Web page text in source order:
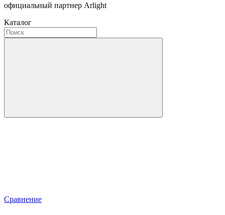
официальный партнер Arlight
Каталог
Сравнение